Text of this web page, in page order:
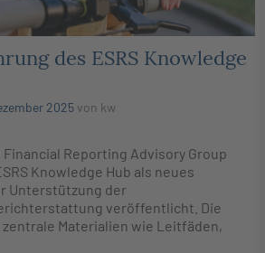
des ESRS Knowledge
2025von kw
Reporting Advisory Group
Knowledge Hub als neues
Unterstützung der
veröffentlicht. Die
Materialien wie Leitfäden,